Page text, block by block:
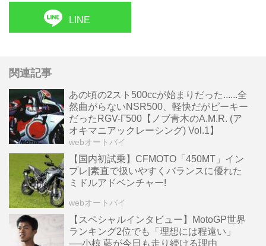
LINE
関連記事
あの頃の2スト500ccが始まりだった......全
然曲がらないNSR500、軽快だがピーキー
だったRGV-Γ500【ノブ青木のA.M.R. (ア
オキマニアックレーシング) Vol.1】
webオートバイ
【国内初試乗】CFMOTO「450MT」イン
プレ|素直で扱いやすくバランスに優れた
ミドルアドベンチャー!
webオートバイ
【スペシャルインタビュー】MotoGP世界
ランキング2位でも「理想には程遠い」
──小椋 藍が今日も走り続ける理由